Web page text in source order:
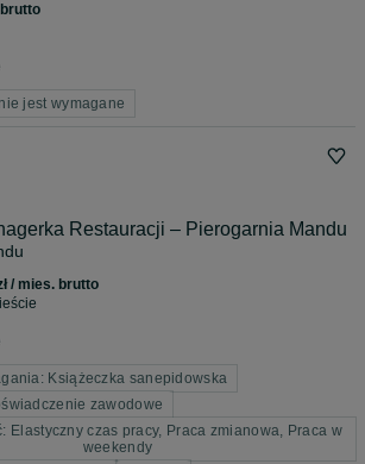
brutto
jest wymagane
Restauracji – Pierogarnia Mandu
/ mies. brutto
Książeczka sanepidowska
zawodowe
Elastyczny czas pracy, Praca zmianowa, Praca w
weekendy